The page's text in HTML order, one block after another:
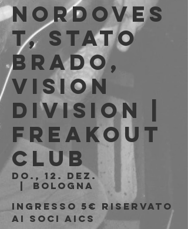
Nordoves
t, Stato
Brado,
Vision
Division |
Freakout
Club
Do., 12. Dez.
Bologna
Ingresso 5€ riservato
ai soci aics